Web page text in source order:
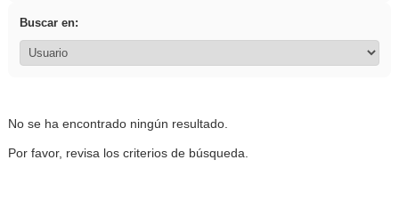
Buscar en:
No se ha encontrado ningún resultado.
Por favor, revisa los criterios de búsqueda.